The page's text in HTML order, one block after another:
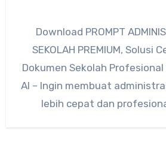
Download PROMPT
SEKOLAH PREMIUM, Solusi
Dokumen Sekolah
AI – Ingin membuat
lebih cepat dan